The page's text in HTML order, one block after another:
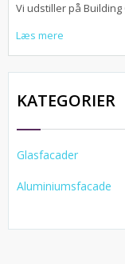
Vi udstiller på
Læs mere
KATEGORIER
Glasfacader
Aluminiumsfacade